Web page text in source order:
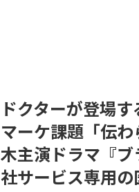
ドクターが登場
マーケ課題「伝
木主演ドラマ『
社サービス専用